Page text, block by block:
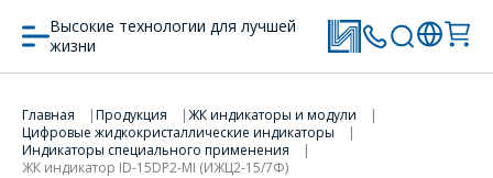
Высокие технологии для лучшей
жизни
Главная Продукция
ЖК индикаторы и модули
Цифровые жидкокристаллические индикаторы
Индикаторы специального применения
ЖК индикатор ID-15DP2-MI (ИЖЦ2-15/7Ф)
ПЕРЕЙТИ В КОРЗИНУ